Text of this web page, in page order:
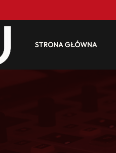
STRONA GŁÓWNA